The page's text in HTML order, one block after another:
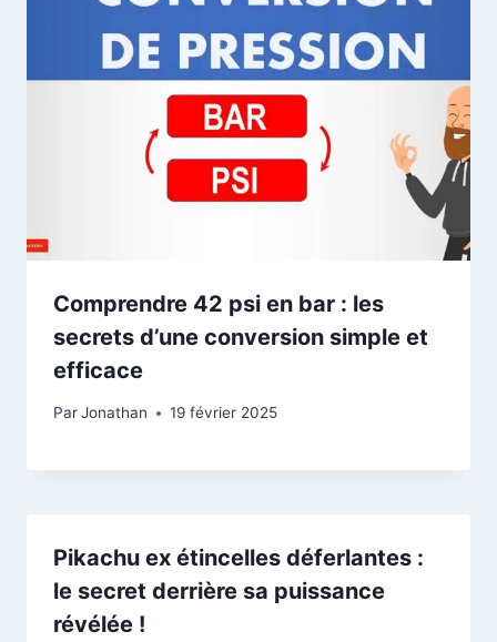
Comprendre 42 psi en bar : les
secrets d’une conversion simple et
efficace
ParJonathan 19 février 2025
Pikachu ex étincelles déferlantes :
le secret derrière sa puissance
révélée !